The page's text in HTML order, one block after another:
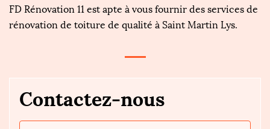
FD Rénovation 11 est apte à vous fournir des services de
rénovation de toiture de qualité à Saint Martin Lys.
Contactez-nous